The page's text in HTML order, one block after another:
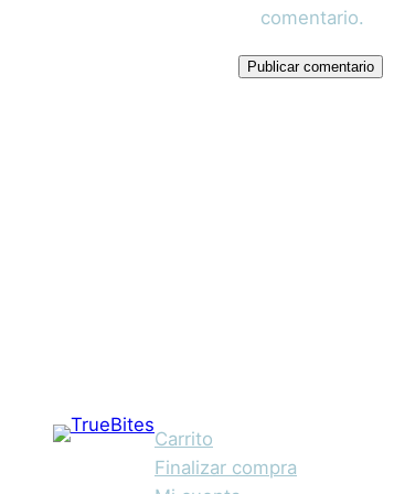
comentario.
Carrito
Finalizar compra